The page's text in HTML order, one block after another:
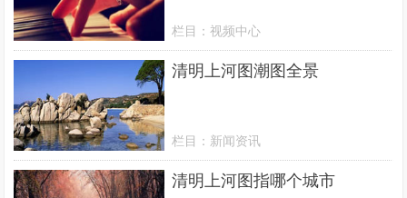
栏目：视频中心
清明上河图潮图全景
栏目： 新闻资讯
清明上河图指哪个城市